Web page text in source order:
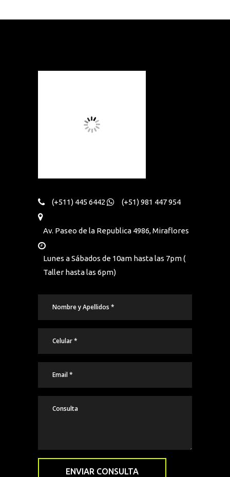
(+511) 445 6442 (+51) 981 447 954
Av. Paseo de la Republica 4986, Miraflores
Lunes a Sábados de 10am hasta las 7pm (
Taller hasta las 6pm)